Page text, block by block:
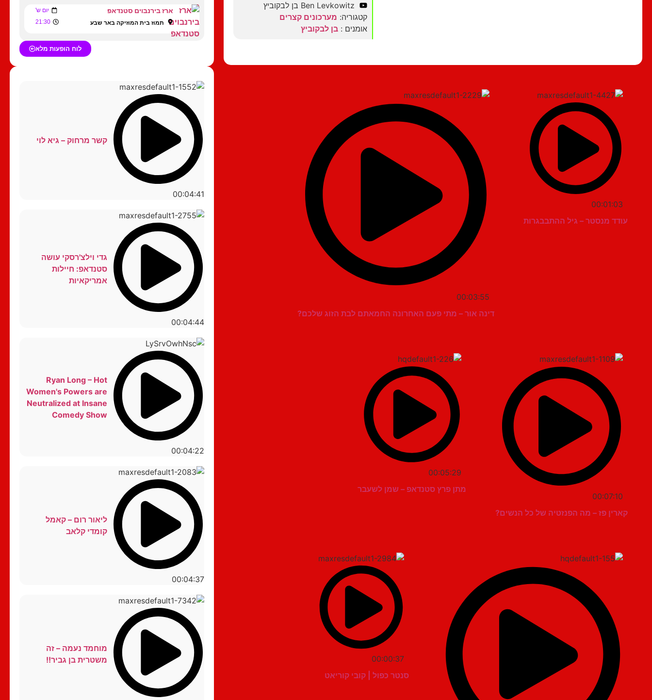
Ben Levkowitz בן לבקוביץ
קטגוריה: מערכונים קצרים
אומנים : בן לבקוביץ
00:01:03
עודד מנסטר – גיל ההתבבגרות
00:03:55
דינה אור – מתי פעם האחרונה החמאתם לבת הזוג שלכם?
00:07:10
קארין פז – מה הפנזטיה של כל הנשים?
00:05:29
מתן פרץ סטנדאפ – שמן לשעבר
00:00:37
סנטר כפול | קובי קוריאט
ארז בירנבוים סטנדאפ יום ש'
תמוז בית המוזיקה באר שבע 21:30
לוח הופעות מלא
00:04:41
קשר מרחוק – גיא לוי
00:04:44
גדי וילצ'רסקי עושה
סטנדאפ: חיילות
אמריקאיות
00:04:22
Ryan Long – Hot
Women's Powers are
Neutralized at Insane
Comedy Show
00:04:37
ליאור רום – קאמל
קומדי קלאב
מוחמד נעמה – זה
משטרית בן גביר!!